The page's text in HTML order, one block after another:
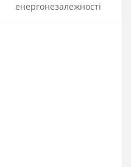
енергонезалежності